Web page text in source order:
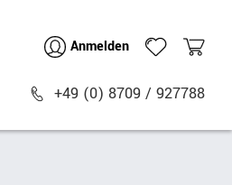
Anmelden
+49 (0) 8709 / 927788